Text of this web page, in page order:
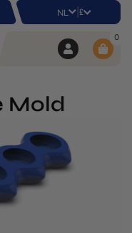
NL |£
0
Mold